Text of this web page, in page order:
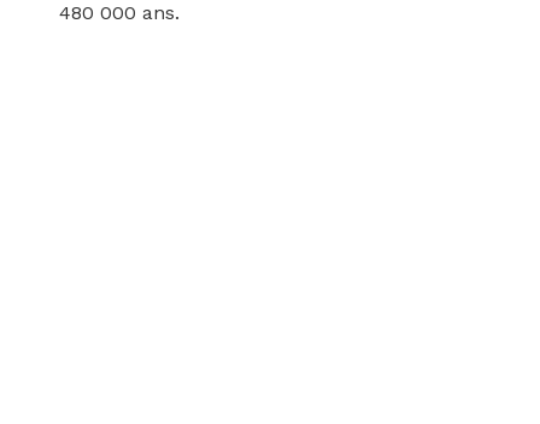
480 000 ans.